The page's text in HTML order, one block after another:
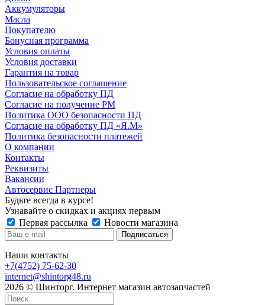
Аккумуляторы
Масла
Покупателю
Бонусная программа
Условия оплаты
Условия доставки
Гарантия на товар
Пользовательское соглашение
Согласие на обработку ПД
Согласие на получение РМ
Политика ООО безопасности ПД
Согласие на обработку ПД «Я.М»
Политика безопасности платежей
О компании
Контакты
Реквизиты
Вакансии
Автосервис Партнеры
Будьте всегда в курсе!
Узнавайте о скидках и акциях первым
Первая рассылка
Новости магазина
Наши контакты
+7(4752) 75-62-30
internet@shintorg48.ru
2026 © Шинторг. Интернет магазин автозапчастей